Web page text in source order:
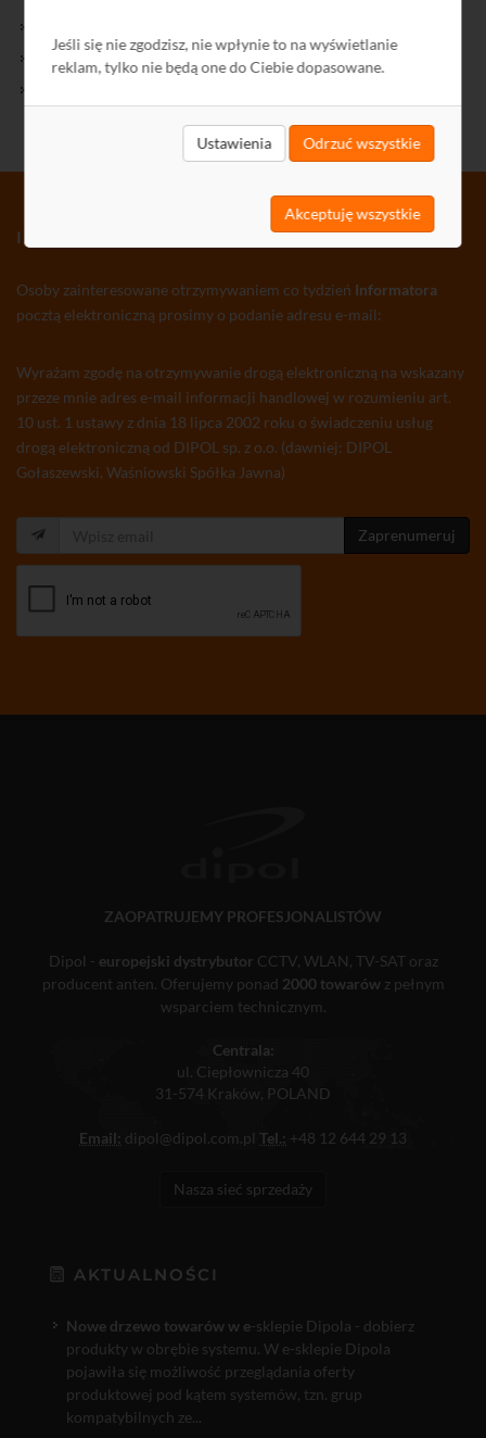
Jeśli się nie zgodzisz, nie wpłynie to na wyświetlanie
reklam, tylko nie będą one do Ciebie dopasowane.
Ustawienia Odrzuć wszystkie
Akceptuję wszystkie
Polityka Prywatności
INFORMATOR TV-SAT CCTV WLAN
Osoby zainteresowane otrzymywaniem co tydzień Informatora
pocztą elektroniczną prosimy o podanie adresu e-mail:
Wyrażam zgodę na otrzymywanie drogą elektroniczną na wskazany
przeze mnie adres e-mail informacji handlowej w rozumieniu art.
10 ust. 1 ustawy z dnia 18 lipca 2002 roku o świadczeniu usług
drogą elektroniczną od DIPOL sp. z o.o. (dawniej: DIPOL
Gołaszewski, Waśniowski Spółka Jawna)
Zaprenumeruj
ZAOPATRUJEMY PROFESJONALISTÓW
Dipol - europejski dystrybutor CCTV, WLAN, TV-SAT oraz
producent anten. Oferujemy ponad 2000 towarówz pełnym
wsparciem technicznym.
Centrala:
ul. Ciepłownicza 40
31-574 Kraków, POLAND
Email: dipol@dipol.com.pl Tel.: +48 12 644 29 13
Nasza sieć sprzedaży
AKTUALNOŚCI
Nowe drzewo towarów w e-sklepie Dipola - dobierz
produkty w obrębie systemu. W e-sklepie Dipola
pojawiła się możliwość przeglądania oferty
produktowej pod kątem systemów, tzn. grup
kompatybilnych ze...